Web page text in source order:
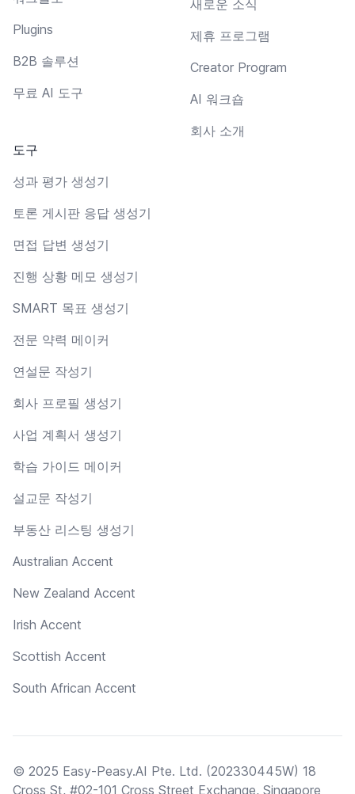
Plugins
B2B 솔루션
무료 AI 도구
도구
성과 평가 생성기
토론 게시판 응답 생성기
면접 답변 생성기
진행 상황 메모 생성기
SMART 목표 생성기
전문 약력 메이커
연설문 작성기
회사 프로필 생성기
사업 계획서 생성기
학습 가이드 메이커
설교문 작성기
부동산 리스팅 생성기
Australian Accent
New Zealand Accent
Irish Accent
Scottish Accent
South African Accent
새로운 소식
제휴 프로그램
Creator Program
AI 워크숍
회사 소개
© 2025 Easy-Peasy.AI Pte. Ltd. (202330445W) 18
Cross St, #02-101 Cross Street Exchange, Singapore